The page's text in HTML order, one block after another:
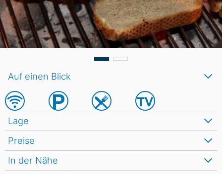
Lage
Auf einen Blick
Preise
In der Nähe